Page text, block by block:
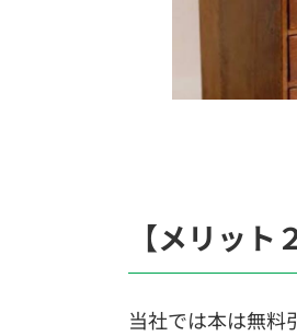
【メリッ
当社では本は無料